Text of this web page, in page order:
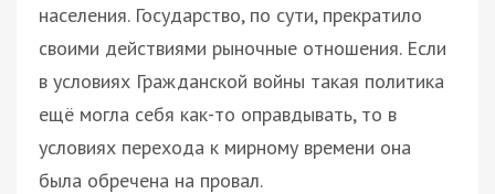
населения. Государство, по сути, прекратило
своими действиями рыночные отношения. Если
в условиях Гражданской войны такая политика
ещё могла себя как-то оправдывать, то в
условиях перехода к мирному времени она
была обречена на провал.